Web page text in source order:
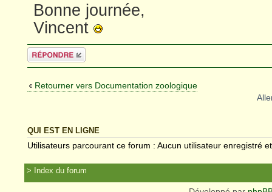
Bonne journée,
Vincent
Répondre
Retourner vers Documentation zoologique
QUI EST EN LIGNE
Utilisateurs parcourant ce forum : Aucun utilisateur enregistré
Index du forum